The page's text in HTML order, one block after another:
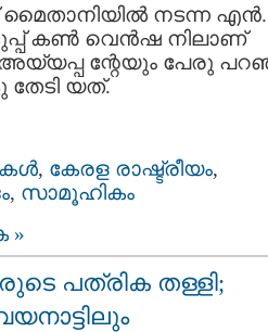
നടന്ന എൻ.
കൺ വെൻഷ നിലാണ്
ന്റേയും പേരു
യത്.
, കേരള രാഷ്ട്രീയം,
, സാമൂഹികം
»
പത്രിക തള്ളി;